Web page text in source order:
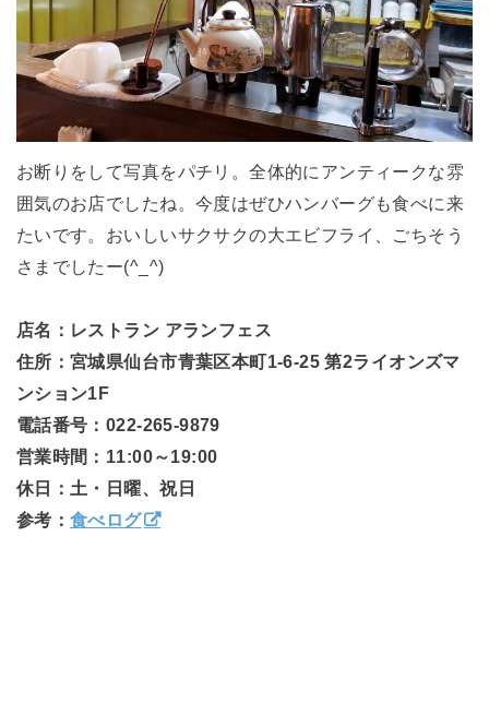
お断りをして写真をパチリ。全体的にアンティークな雰
囲気のお店でしたね。今度はぜひハンバーグも食べに来
たいです。おいしいサクサクの大エビフライ、ごちそう
さまでしたー(^_^)
店名：レストラン アランフェス
住所：宮城県仙台市青葉区本町1-6-25 第2ライオンズマ
ンション1F
電話番号：022-265-9879
営業時間：11:00～19:00
休日：土・日曜、祝日
参考：食べログ